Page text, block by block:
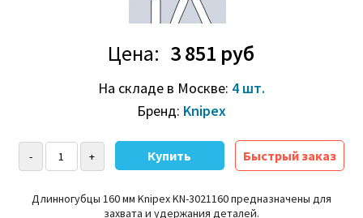
Цена: 3 851 руб
На складе в Москве: 4 шт.
Бренд: Knipex
Быстрый заказ
Длинногубцы 160 мм Knipex KN-3021160 предназначены для
захвата и удержания деталей.